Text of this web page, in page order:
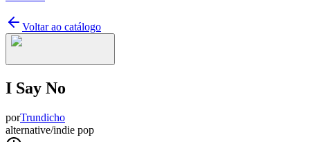
Voltar ao catálogo
I Say No
porTrundicho
alternative/indie pop